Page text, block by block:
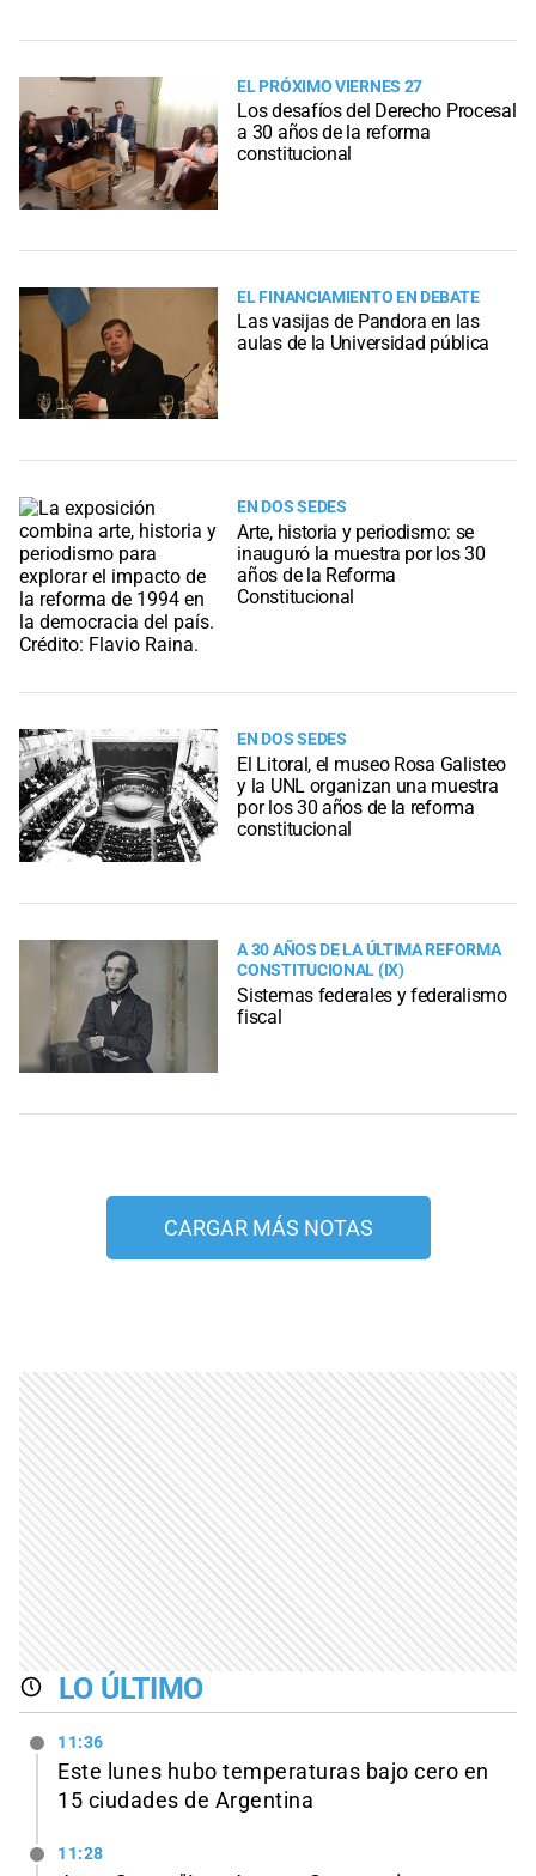
EL PRÓXIMO VIERNES 27
Los desafíos del Derecho Procesal
a 30 años de la reforma
constitucional
EL FINANCIAMIENTO EN DEBATE
Las vasijas de Pandora en las
aulas de la Universidad pública
EN DOS SEDES
Arte, historia y periodismo: se
inauguró la muestra por los 30
años de la Reforma
Constitucional
EN DOS SEDES
El Litoral, el museo Rosa Galisteo
y la UNL organizan una muestra
por los 30 años de la reforma
constitucional
A 30 AÑOS DE LA ÚLTIMA REFORMA
CONSTITUCIONAL (IX)
Sistemas federales y federalismo
fiscal
CARGAR MÁS NOTAS
LO ÚLTIMO
11:36
Este lunes hubo temperaturas bajo cero en
15 ciudades de Argentina
11:28